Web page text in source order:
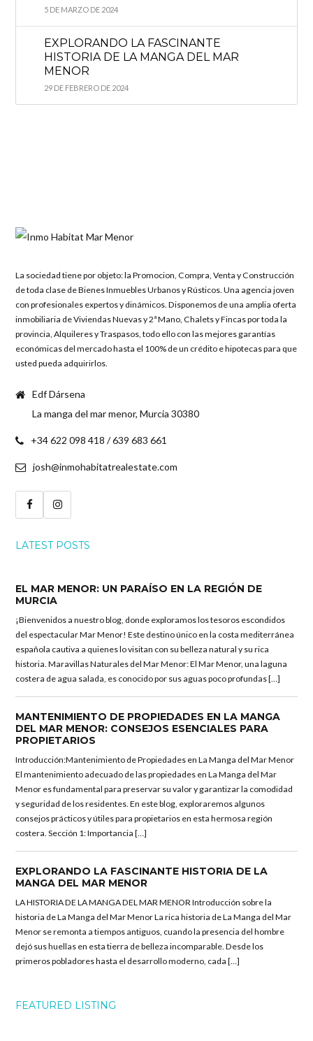
5 DE MARZO DE 2024
EXPLORANDO LA FASCINANTE
HISTORIA DE LA MANGA DEL MAR
MENOR
29 DE FEBRERO DE 2024
La sociedad tiene por objeto: la Promocion, Compra, Venta y Construcción
de toda clase de Bienes Inmuebles Urbanos y Rústicos. Una agencia joven
con profesionales expertos y dinámicos. Disponemos de una amplia oferta
inmobiliaria de Viviendas Nuevas y 2ª Mano, Chalets y Fincas por toda la
provincia, Alquileres y Traspasos, todo ello con las mejores garantías
económicas del mercado hasta el 100% de un crédito e hipotecas para que
usted pueda adquirirlos.
Edf Dársena
La manga del mar menor, Murcia 30380
+34 622 098 418 / 639 683 661
josh@inmohabitatrealestate.com
LATEST POSTS
EL MAR MENOR: UN PARAÍSO EN LA REGIÓN DE
MURCIA
¡Bienvenidos a nuestro blog, donde exploramos los tesoros escondidos
del espectacular Mar Menor! Este destino único en la costa mediterránea
española cautiva a quienes lo visitan con su belleza natural y su rica
historia. Maravillas Naturales del Mar Menor: El Mar Menor, una laguna
costera de agua salada, es conocido por sus aguas poco profundas […]
MANTENIMIENTO DE PROPIEDADES EN LA MANGA
DEL MAR MENOR: CONSEJOS ESENCIALES PARA
PROPIETARIOS
Introducción:Mantenimiento de Propiedades en La Manga del Mar Menor
El mantenimiento adecuado de las propiedades en La Manga del Mar
Menor es fundamental para preservar su valor y garantizar la comodidad
y seguridad de los residentes. En este blog, exploraremos algunos
consejos prácticos y útiles para propietarios en esta hermosa región
costera. Sección 1: Importancia […]
EXPLORANDO LA FASCINANTE HISTORIA DE LA
MANGA DEL MAR MENOR
LA HISTORIA DE LA MANGA DEL MAR MENOR Introducción sobre la
historia de La Manga del Mar Menor La rica historia de La Manga del Mar
Menor se remonta a tiempos antiguos, cuando la presencia del hombre
dejó sus huellas en esta tierra de belleza incomparable. Desde los
primeros pobladores hasta el desarrollo moderno, cada […]
FEATURED LISTING